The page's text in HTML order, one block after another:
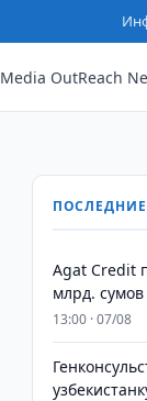
Media OutReach
Agat Credit
млрд. сумов
13:00 · 07/08